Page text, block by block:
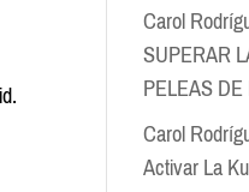
Carol
SUPERAR
PELEAS
Carol
Activar La